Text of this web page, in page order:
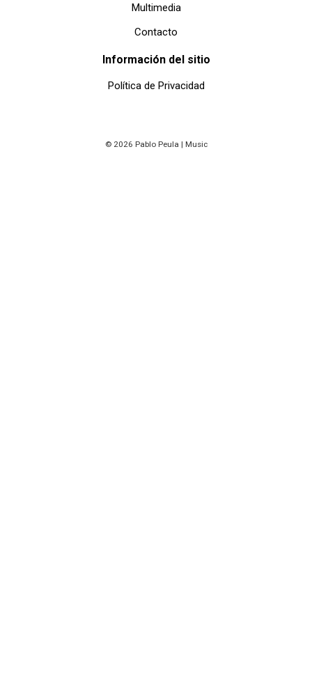
Multimedia
Contacto
Información del sitio
Política de Privacidad
© 2026 Pablo Peula | Music